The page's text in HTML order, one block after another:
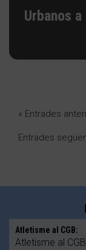
Urbanos a
« Entrades
Entrades
Atletisme al CGB:
Atletisme al